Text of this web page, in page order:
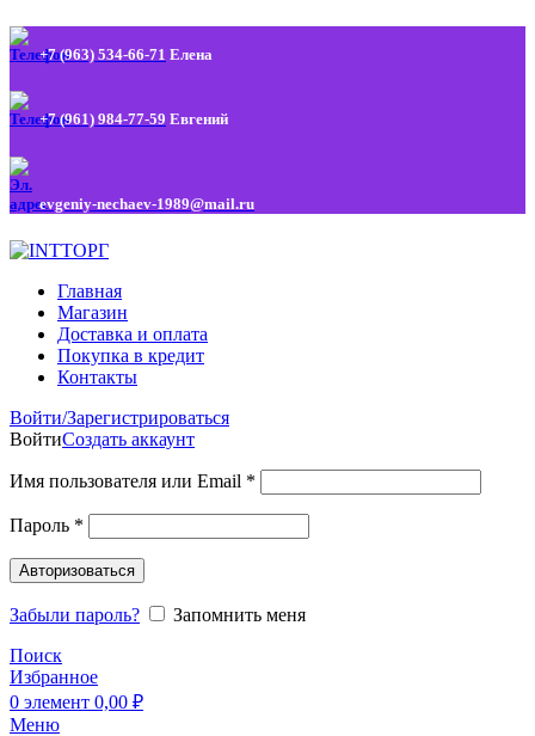
+7 (963) 534-66-71 Елена
+7 (961) 984-77-59 Евгений
evgeniy-nechaev-1989@mail.ru
Главная
Магазин
Доставка и оплата
Покупка в кредит
Контакты
Войти/Зарегистрироваться
ВойтиСоздать аккаунт
Имя пользователя или Email *
Пароль *
Авторизоваться
Забыли пароль?
Запомнить меня
Поиск
Избранное
0 элемент 0,00 ₽
Меню